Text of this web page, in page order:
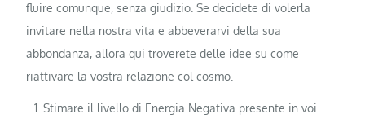
fluire comunque, senza giudizio. Se decidete di volerla
invitare nella nostra vita e abbeverarvi della sua
abbondanza, allora qui troverete delle idee su come
riattivare la vostra relazione col cosmo.
Stimare il livello di Energia Negativa presente in voi.